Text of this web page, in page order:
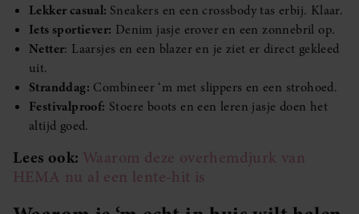
Lekker casual: Sneakers en een crossbody tas erbij. Klaar.
Iets sportiever: Denim jasje erover en een zonnebril op.
Netter: Laarsjes en een blazer en je ziet er direct gekleed
uit.
Stranddag: Combineer ‘m met slippers en een strohoed.
Festivalproof: Stoere boots en een leren jasje doen het
altijd goed.
Lees ook: Waarom deze overhemdjurk van
HEMA nu al een lente-hit is